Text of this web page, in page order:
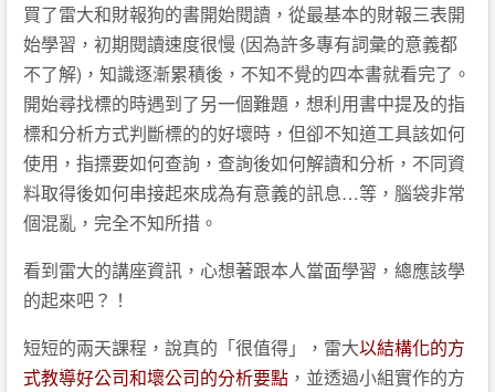
買了雷大和財報狗的書開始閱讀，從最基本的財報三表開
始學習，初期閱讀速度很慢 (因為許多專有詞彙的意義都
不了解)，知識逐漸累積後，不知不覺的四本書就看完了。
開始尋找標的時遇到了另一個難題，想利用書中提及的指
標和分析方式判斷標的的好壞時，但卻不知道工具該如何
使用，指摽要如何查詢，查詢後如何解讀和分析，不同資
料取得後如何串接起來成為有意義的訊息…等，腦袋非常
個混亂，完全不知所措。
看到雷大的講座資訊，心想著跟本人當面學習，總應該學
的起來吧？！
短短的兩天課程，說真的「很值得」，雷大以結構化的方
式教導好公司和壞公司的分析要點 ，並透過小組實作的方